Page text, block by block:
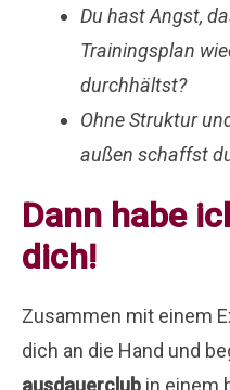
Du hast Angst,
Trainingsplan
durchhältst?
Ohne Struktur
außen schaffst
Dann habe
dich!
Zusammen mit einem
dich an die Hand und